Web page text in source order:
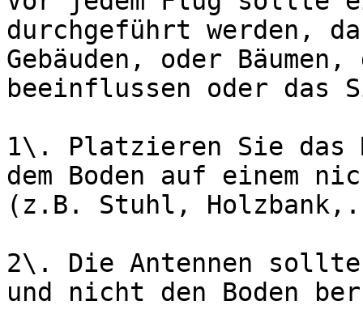
durchgeführt werden,
Gebäuden, oder
beeinflussen oder das
1\. Platzieren Sie das
dem Boden auf einem
(z.B. Stuhl,
2\. Die Antennen
und nicht den Boden